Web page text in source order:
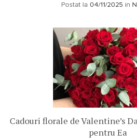
Postat la 04/11/2025 in
Cadouri florale de Valentine’s
pentru Ea